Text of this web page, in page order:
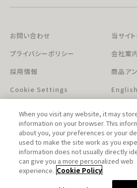
お問い合わせ
当サイ
プライバシーポリシー
会社案
採用情報
商品ア
Cookie Settings
English
このホームページに掲載されている著作物の
When you visit any website, it may
information on your browser. This
about you, your preferences or your
used to make the site work as you
information does not usually directly
can give you a more personalized web
experience. Cookie Policy